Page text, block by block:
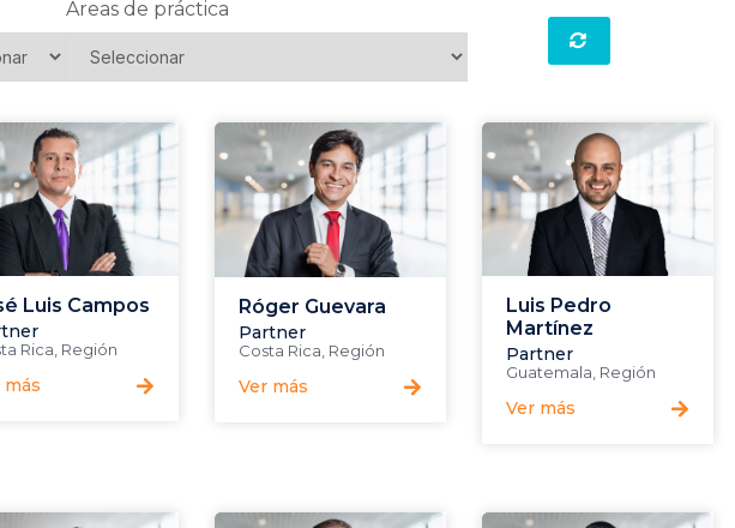
Áreas de práctica
Luis Campos
Rica Región
más
Róger Guevara
Partner
Costa Rica Región
Ver más
Luis Pedro
Martínez
Partner
Guatemala Región
Ver más